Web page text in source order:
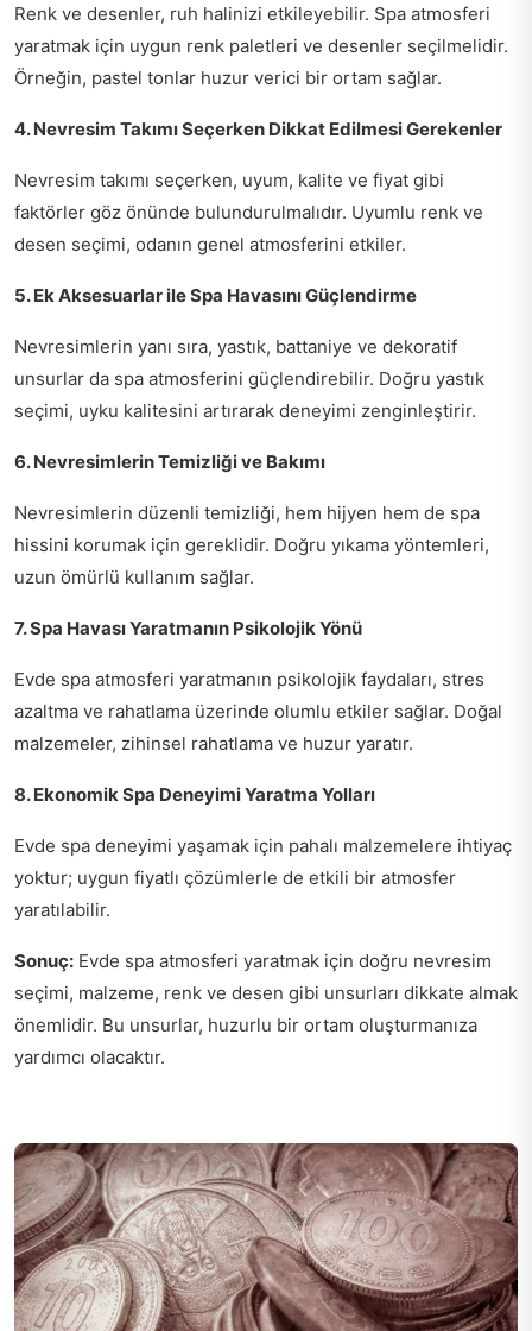
Renk ve desenler, ruh halinizi etkileyebilir. Spa atmosferi
yaratmak için uygun renk paletleri ve desenler seçilmelidir.
Örneğin, pastel tonlar huzur verici bir ortam sağlar.
4. Nevresim Takımı Seçerken Dikkat Edilmesi Gerekenler
Nevresim takımı seçerken, uyum, kalite ve fiyat gibi
faktörler göz önünde bulundurulmalıdır. Uyumlu renk ve
desen seçimi, odanın genel atmosferini etkiler.
5. Ek Aksesuarlar ile Spa Havasını Güçlendirme
Nevresimlerin yanı sıra, yastık, battaniye ve dekoratif
unsurlar da spa atmosferini güçlendirebilir. Doğru yastık
seçimi, uyku kalitesini artırarak deneyimi zenginleştirir.
6. Nevresimlerin Temizliği ve Bakımı
Nevresimlerin düzenli temizliği, hem hijyen hem de spa
hissini korumak için gereklidir. Doğru yıkama yöntemleri,
uzun ömürlü kullanım sağlar.
7. Spa Havası Yaratmanın Psikolojik Yönü
Evde spa atmosferi yaratmanın psikolojik faydaları, stres
azaltma ve rahatlama üzerinde olumlu etkiler sağlar. Doğal
malzemeler, zihinsel rahatlama ve huzur yaratır.
8. Ekonomik Spa Deneyimi Yaratma Yolları
Evde spa deneyimi yaşamak için pahalı malzemelere ihtiyaç
yoktur; uygun fiyatlı çözümlerle de etkili bir atmosfer
yaratılabilir.
Sonuç: Evde spa atmosferi yaratmak için doğru nevresim
seçimi, malzeme, renk ve desen gibi unsurları dikkate almak
önemlidir. Bu unsurlar, huzurlu bir ortam oluşturmanıza
yardımcı olacaktır.